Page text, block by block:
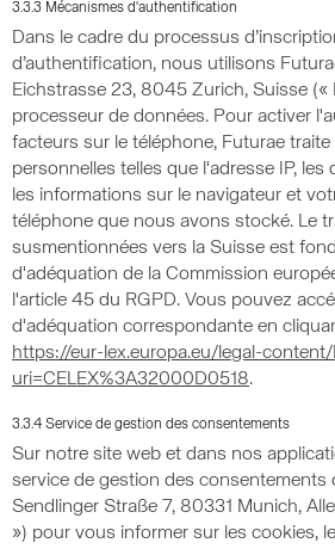
3.3.3 Mécanismes d'authentification
Dans le cadre du processus
d’authentification, nous utilisons
Eichstrasse 23, 8045 Zurich, Suisse («
processeur de données. Pour activer
facteurs sur le téléphone, Futurae
personnelles telles que l'adresse IP, les
les informations sur le navigateur et
téléphone que nous avons stocké. Le
susmentionnées vers la Suisse est
d'adéquation de la Commission
l'article 45 du RGPD. Vous pouvez
d'adéquation correspondante en
https://eur-lex.europa.eu/legal-
uri=CELEX%3A32000D0518.
3.3.4 Service de gestion des consentements
Sur notre site web et dans nos
service de gestion des consentements
Sendlinger Straße 7, 80331 Munich,
») pour vous informer sur les cookies,